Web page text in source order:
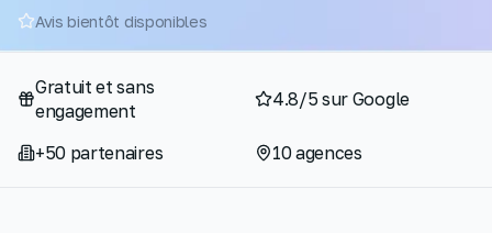
Avis bientôt disponibles
Gratuit et sans
engagement
4.8/5 sur Google
+50 partenaires 10 agences